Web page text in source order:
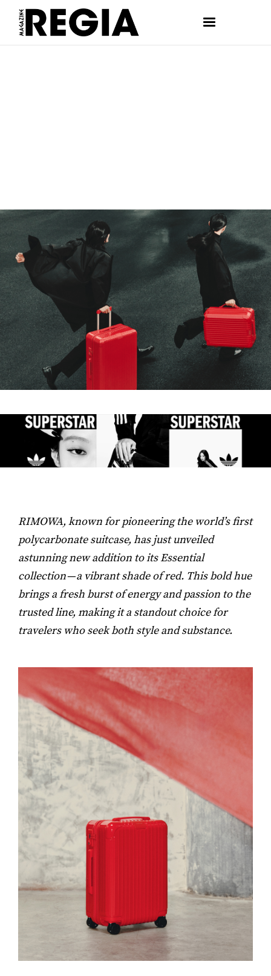
RIMOWA, known for pioneering the world’s first
polycarbonate suitcase, has just unveiled
astunning new addition to its Essential
collection — a vibrant shade of red. This bold hue
brings a fresh burst of energy and passion to the
trusted line, making it a standout choice for
travelers who seek both style and substance.